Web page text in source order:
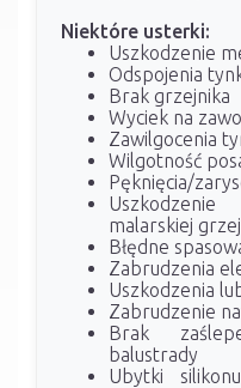
Niektóre usterki:
Uszkodzenie
Odspojenia
Brak grzejnika
Wyciek na
Zawilgocenia
Wilgotność
Pęknięcia/
malarskiej
Błędne
Zabrudzenia
Uszkodzenia
Zabrudzenie
Brak
balustrady
Ubytki